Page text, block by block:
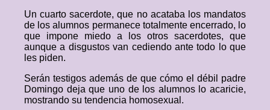
Un cuarto sacerdote, que no acataba los mandatos
de los alumnos permanece totalmente encerrado, lo
que impone miedo a los otros sacerdotes, que
aunque a disgustos van cediendo ante todo lo que
les piden.
Serán testigos además de que cómo el débil padre
Domingo deja que uno de los alumnos lo acaricie,
mostrando su tendencia homosexual.